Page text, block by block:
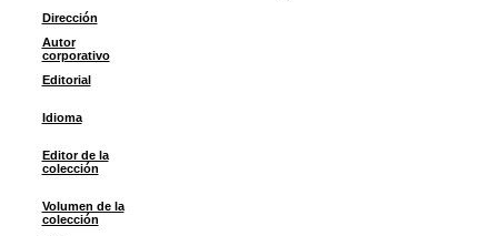
Dirección
Autor
corporativo
Editorial
Idioma
Editor de la
colección
Volumen de la
colección